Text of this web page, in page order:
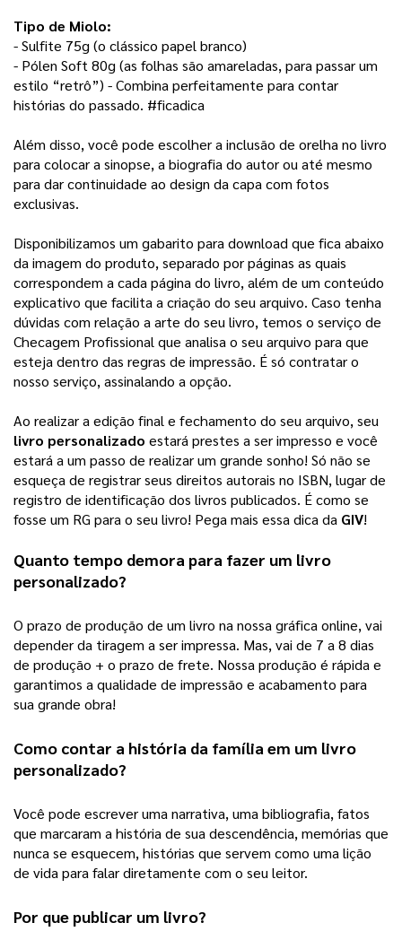
Tipo de Miolo:
- Sulfite 75g (o clássico papel branco)
- Pólen Soft 80g (as folhas são amareladas, para passar um
estilo “retrô”) - Combina perfeitamente para contar
histórias do passado. #ficadica
Além disso, você pode escolher a inclusão de orelha no livro
para colocar a sinopse, a biografia do autor ou até mesmo
para dar continuidade ao design da capa com fotos
exclusivas.
Disponibilizamos um gabarito para download que fica abaixo
da imagem do produto, separado por páginas as quais
correspondem a cada página do livro, além de um conteúdo
explicativo que facilita a criação do seu arquivo. Caso tenha
dúvidas com relação a arte do seu livro, temos o serviço de
Checagem Profissional que analisa o seu arquivo para que
esteja dentro das regras de impressão. É só contratar o
nosso serviço, assinalando a opção.
livro personalizado estará prestes a ser impresso e você
estará a um passo de realizar um grande sonho! Só não se
esqueça de registrar seus direitos autorais no ISBN, lugar de
registro de identificação dos livros publicados. É como se
fosse um RG para o seu livro! Pega mais essa dica da GIV!
Quanto tempo demora para fazer um livro
personalizado?
O prazo de produção de um livro na nossa gráfica online, vai
depender da tiragem a ser impressa. Mas, vai de 7 a 8 dias
de produção + o prazo de frete. Nossa produção é rápida e
garantimos a qualidade de impressão e acabamento para
sua grande obra!
Como contar a história da família em um livro
personalizado?
Você pode escrever uma narrativa, uma bibliografia, fatos
que marcaram a história de sua descendência, memórias que
nunca se esquecem, histórias que servem como uma lição
de vida para falar diretamente com o seu leitor.
Por que publicar um livro?